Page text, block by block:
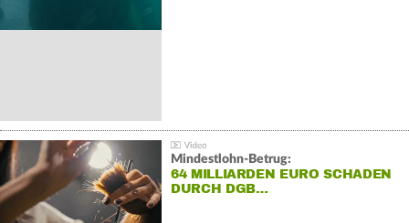
Mindestlohn-Betrug:
64 MILLIARDEN EURO SCHADEN
DURCH DGB…